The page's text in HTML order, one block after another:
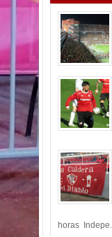
horas Indepe...